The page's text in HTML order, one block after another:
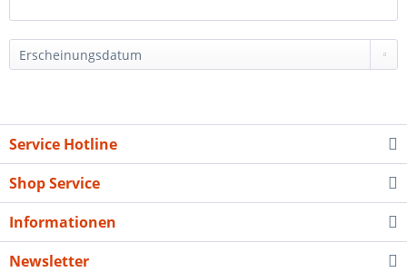
Service Hotline
Shop Service
Informationen
Newsletter